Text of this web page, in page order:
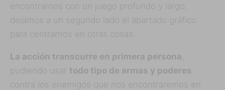
encontrarnos con un juego profundo y largo,
dejamos a un segundo lado el apartado gráfico
para centrarnos en otras cosas.
La acción transcurre en primera persona
pudiendo usar todo tipo de armas y poderes
contra los enemigos que nos encontraremos en